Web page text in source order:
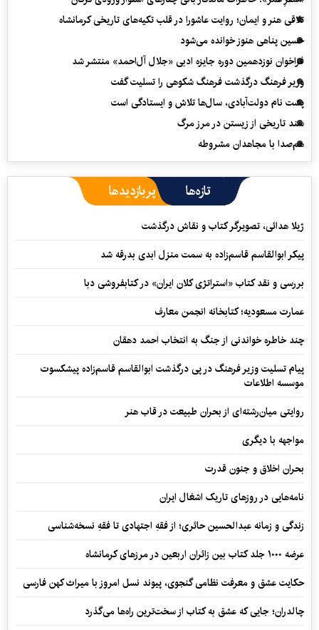
تلاقی هنر و ایمان؛ روایت عاشورا در قلب تکیه‌های تاریخی کرمانشاه
حسین پناهی هنوز خوانده می‌شود
فراخوان نوزدهمین دوره جایزه ادبی «جلال آل‌احمد» منتشر شد
وزیر فرهنگ درگذشت فرهنگ شکوهی را تسلیت گفت
پشت نام دولت‌آبادی، سال‌ها تلاش و ایستادگی است
سند تاریخی از زیستن در مرز مرگ
هم‌صدا با مجاهدان مشروطه
تازه‌ها پربازدیدها
ژیلا هدائی، تصویرگر کتاب و نقاش درگذشت
پیکر ابوالقاسم قاسم‌زاده به سمت منزل ابدی بدرقه شد
بررسی و نقد کتاب «استراتژی کلان ایران» در کتابفروشی دبا
عمارت مسعودیه؛ کتابخانه انجمن معارف
چند خاطره خواندنی از جنگ به انتخاب احمد دهقان
پیام تسلیت وزیر فرهنگ در پی درگذشت ابوالقاسم قاسم‌زاده پیشکسوت
موسسه اطلاعات
روایتی میان‌رشته‌ای از بحران طبیعت در قاب هنر
مواجهه با دیگری
بحران اخلاق و جنون قدرت
نامه‌هایی در روزهای تاریک اشغال ایران
زندگی و زمانه عبدالحسین حائری؛ از فقهِ اجتهادی تا فقهِ نسخه‌شناسی
عرضه ۱۰۰۰ جلد کتاب بین زائران اربعین در مرزهای کرمانشاه
حکایت عشق و معرفت نظامی گنجوی، پیوند نسل امروز با میراث کهن فارسی
چالدران؛ جایی که عشق به کتاب از سخت‌ترین راه‌ها می‌گذرد